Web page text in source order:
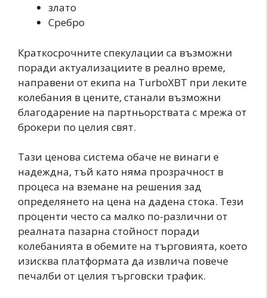
злато
Сребро
Краткосрочните спекулации са възможни
поради актуализациите в реално време,
направени от екипа на TurboXBT при леките
колебания в цените, станали възможни
благодарение на партньорствата с мрежа от
брокери по целия свят.
Тази ценова система обаче не винаги е
надеждна, тъй като няма прозрачност в
процеса на вземане на решения зад
определянето на цена на дадена стока. Тези
проценти често са малко по-различни от
реалната пазарна стойност поради
колебанията в обемите на търговията, което
изисква платформата да извлича повече
печалби от целия търговски трафик.